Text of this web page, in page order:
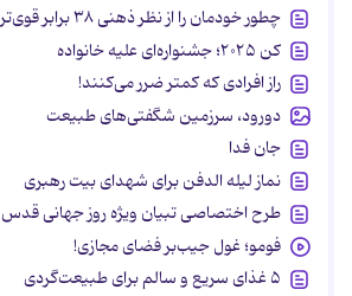
چطور خودمان را از نظر ذهنی ۳۸ برابر قوی‌تر کنیم؟
کن ۲۰۲۵؛ جشنواره‌ای علیه خانواده
راز افرادی که کمتر ضرر می‌کنند!
دورود، سرزمین شگفتی‌های طبیعت
جان فدا
نماز لیله الدفن برای شهدای بیت رهبری
طرح اختصاصی تبیان ویژه روز جهانی قدس
فومو؛ غول جیب‌بر فضای مجازی!
۵ غذای سریع و سالم برای طبیعت‌گردی